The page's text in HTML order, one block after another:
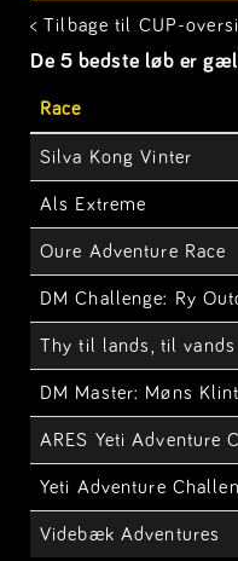
< Tilbage til CUP-
De 5 bedste løb er
Race
Silva Kong Vinter
Als Extreme
Oure Adventure Race
DM Challenge: Ry
Thy til lands, til
DM Master: Møns
ARES Yeti Adventure
Yeti Adventure
Videbæk Adventures